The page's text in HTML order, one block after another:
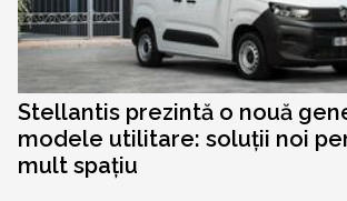
Stellantis prezintă o nouă
modele utilitare: soluții noi
mult spațiu